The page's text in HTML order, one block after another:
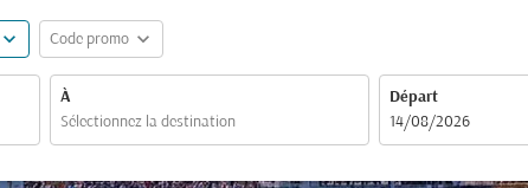
expand_more Code promo expand_more
À
Départ
fc-booking-
14/08/2026